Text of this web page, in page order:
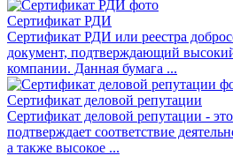
Сертификат РДИ
Сертификат РДИ или реестра
документ, подтверждающий
компании. Данная бумага ...
Сертификат деловой репутации
Сертификат деловой репутации -
подтверждает соответствие
а также высокое ...